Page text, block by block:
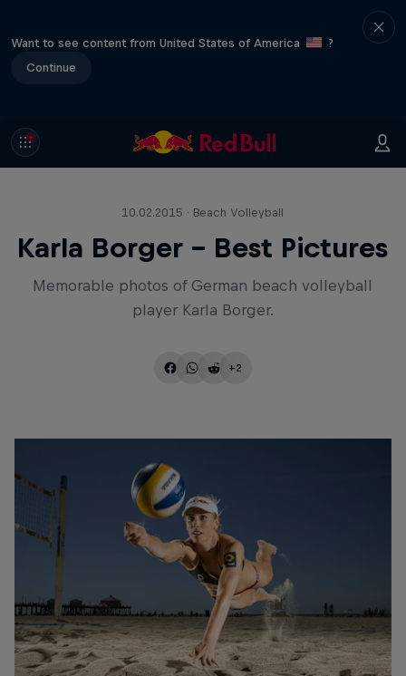
Want to see content from United States of America
?
Continue
10.02.2015 · Beach Volleyball
Karla Borger - Best Pictures
Memorable photos of German beach volleyball
player Karla Borger.
+2